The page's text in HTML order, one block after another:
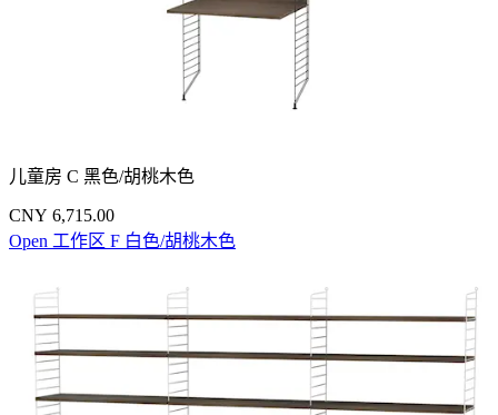
儿童房 C 黑色/胡桃木色
CNY 6,715.00
Open 工作区 F 白色/胡桃木色